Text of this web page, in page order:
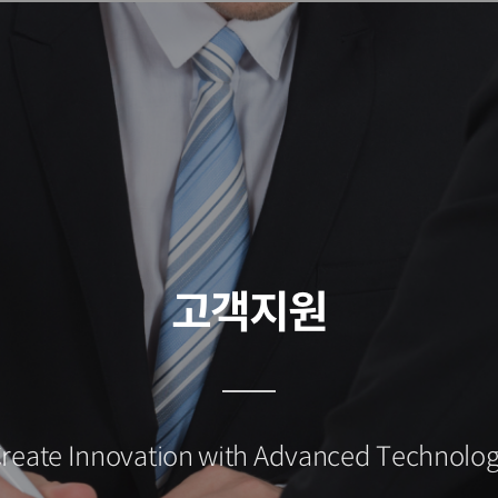
고객지원
Innovation with Advanced